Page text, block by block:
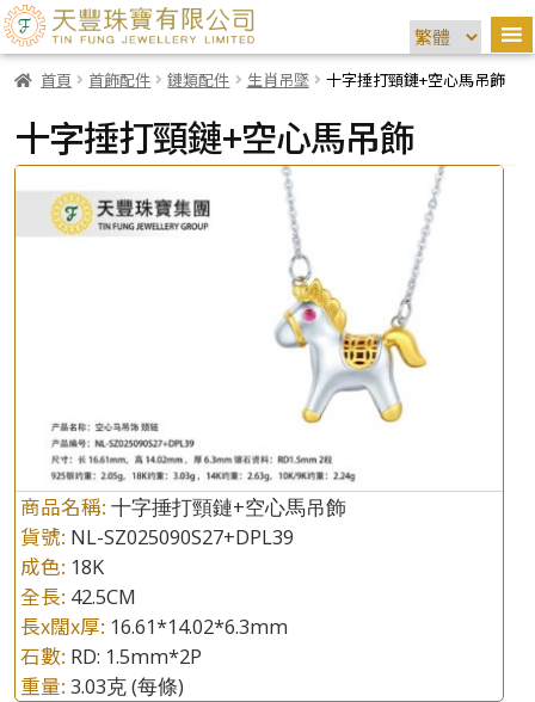
首頁 首飾配件 鏈類配件 生肖吊墜 十字捶打頸鏈+空心馬吊飾
十字捶打頸鏈+空心馬吊飾
商品名稱: 十字捶打頸鏈+空心馬吊飾
貨號: NL-SZ025090S27+DPL39
成色: 18K
全長: 42.5CM
長x闊x厚: 16.61*14.02*6.3mm
石數: RD: 1.5mm*2P
重量: 3.03克(每條)